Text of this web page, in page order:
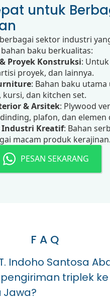
untuk
sektor industri
baku berkualitas:
Proyek Konstruksi: Untuk
proyek, dan lainnya.
: Bahan baku
kursi, dan kitchen set.
& Arsitek: Plywood
plafon, dan elemen
Industri Kreatif: Bahan
macam produk kerajinan.
PESAN SEKARANG
F A Q
Indoho Santosa
triplek ke
Jawa?